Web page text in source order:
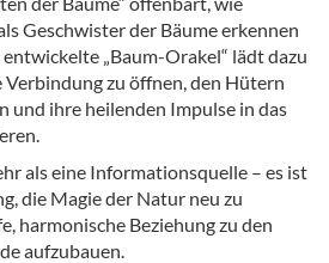
Geschwister der Bäume erkennen
„Baum-Orakel“ lädt dazu
Verbindung zu öffnen, den Hütern
und ihre heilenden Impulse in das
als eine Informationsquelle – es ist
die Magie der Natur neu zu
harmonische Beziehung zu den
aufzubauen.